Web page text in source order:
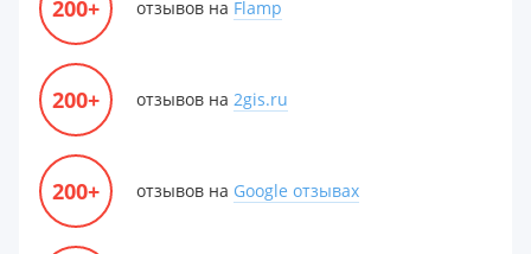
200+ отзывов на Flamp
200+ отзывов на 2gis.ru
200+ отзывов на Google отзывах